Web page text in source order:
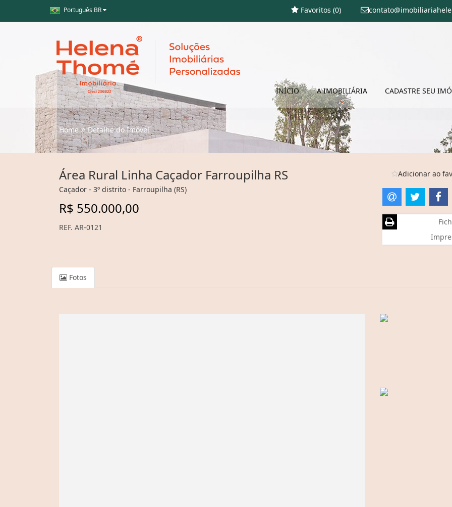
Português BR Favoritos (0)
INÍCIO A IMOBILIÁRIA CADASTRE SEU
Home Detalhe do Imóvel
Área Rural Linha Caçador Farroupilha RS
Caçador - 3º distrito - Farroupilha (RS)
R$ 550.000,00
REF. AR-0121
Adicionar ao
Fotos